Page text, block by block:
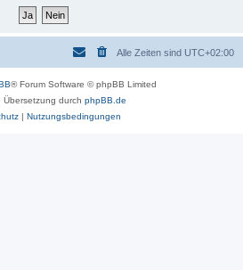
Alle Zeiten sind UTC+02:00
® Forum Software © phpBB Limited
Übersetzung durch phpBB.de
| Nutzungsbedingungen